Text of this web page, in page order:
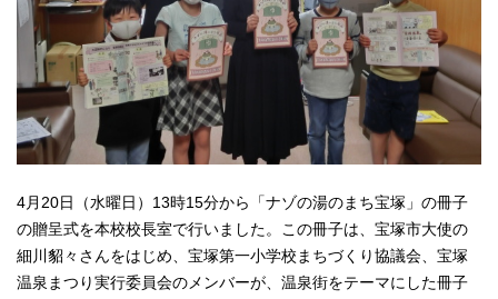
4月20日（水曜日）13時15分から「ナゾの湯のまち宝塚」の冊子
の贈呈式を本校校長室で行いました。この冊子は、宝塚市大使の
細川貂々さんをはじめ、宝塚第一小学校まちづくり協議会、宝塚
温泉まつり実行委員会のメンバーが、温泉街をテーマにした冊子